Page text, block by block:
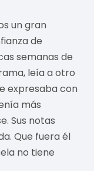
un gran
de
semanas de
leía a otro
expresaba con
más
Sus notas
Que fuera él
no tiene